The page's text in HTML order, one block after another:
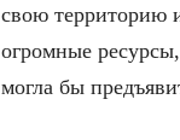
свою территорию
огромные
могла бы